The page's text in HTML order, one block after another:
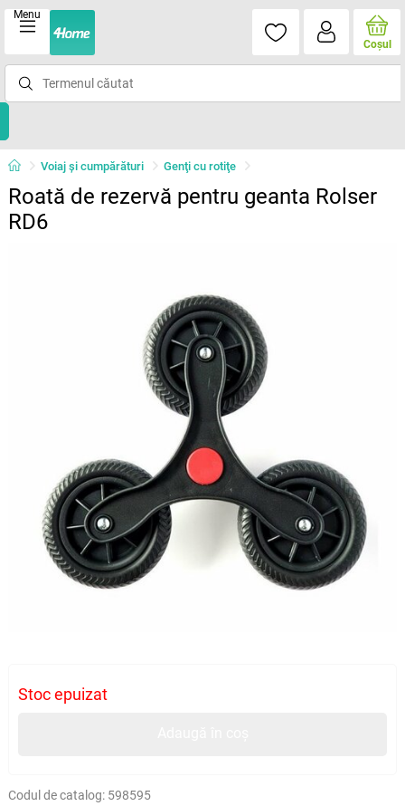
Menu
Coşul
Voiaj și cumpărături Genţi cu rotiţe
Roată de rezervă pentru geanta Rolser
RD6
Stoc epuizat
Codul de catalog: 598595